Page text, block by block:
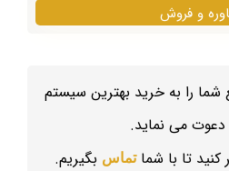
و فروش
شما را به خرید بهترین سیستم
دعوت می نماید.
کنید تا با شماتماس بگیریم.